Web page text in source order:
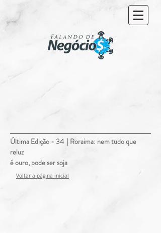
Última Edição - 34 | Roraima: nem tudo que
reluz
é ouro, pode ser soja
Voltar a página inicial